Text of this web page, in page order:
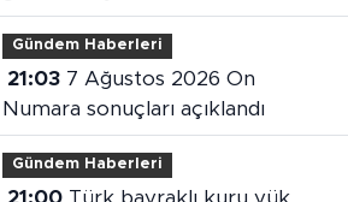
çıktı
Gündem Haberleri
21:037 Ağustos 2026 On
Numara sonuçları açıklandı
Gündem Haberleri
21:00Türk bayraklı kuru yük